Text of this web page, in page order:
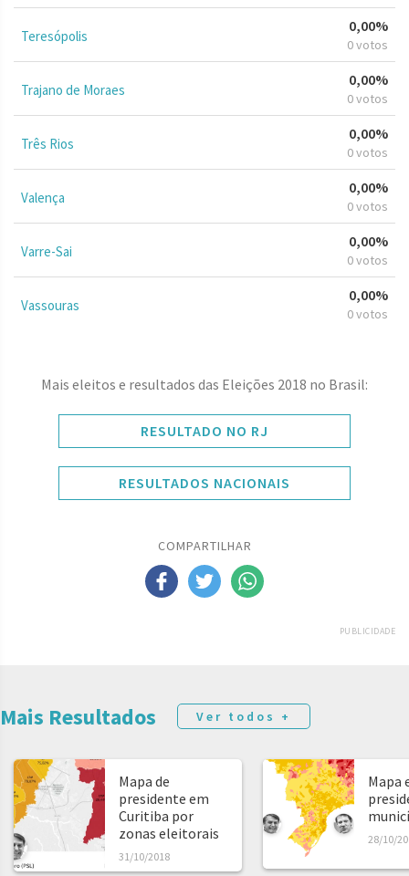
Teresópolis
0,00%
0 votos
Trajano de Moraes
0,00%
0 votos
Três Rios
0,00%
0 votos
Valença
0,00%
0 votos
Varre-Sai
0,00%
0 votos
Vassouras
0,00%
0 votos
Mais eleitos e resultados das Eleições 2018 no Brasil:
RESULTADO NO RJ
RESULTADOS NACIONAIS
COMPARTILHAR
PUBLICIDADE
Mais Resultados Ver todos +
Mapa de
presidente em
Curitiba por
zonas eleitorais
31/10/2018
Mapa
28/10/